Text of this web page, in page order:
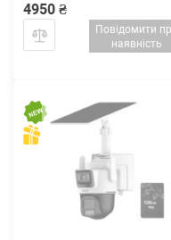
4950 ₴
Повідомити
наявність